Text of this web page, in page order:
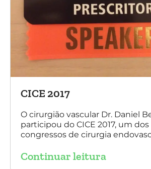
CICE 2017
O cirurgião vascular Dr. Daniel
participou do CICE 2017, um
congressos de cirurgia
sobre a experiência brasileira no
Continuar leitura